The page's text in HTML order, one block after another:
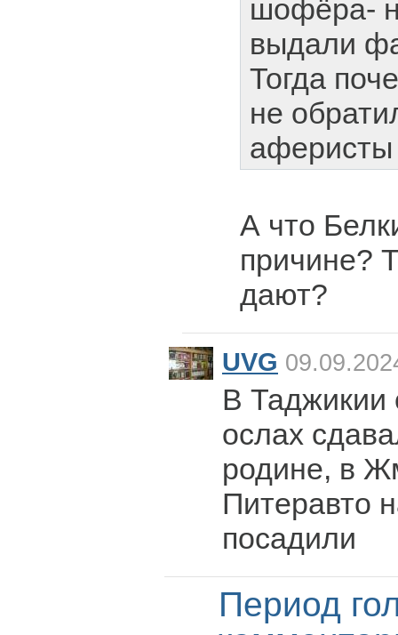
шофёра-
выдали
Тогда
не
аферисты
А что
причине?
дают?
UVG
В Таджикии
ослах
родине, в
Питеравто
посадили
Период